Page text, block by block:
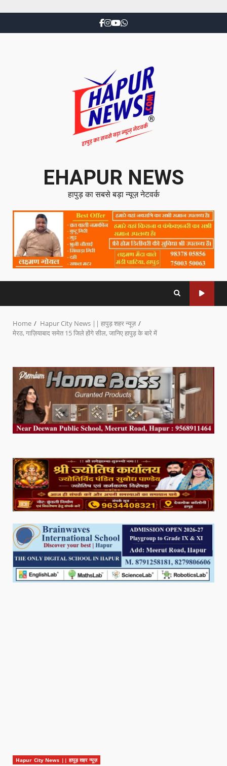
EHAPUR NEWS
हापुड़ का सबसे बड़ा न्यूज़ नेटवर्क
Home
Hapur City News || हापुड़ शहर न्यूज़
मेरठ, गाज़ियाबाद समेत 15 जिले होंगे सील, जानिए हापुड़ के बारे में
Hapur City News || हापुड़ शहर न्यूज़